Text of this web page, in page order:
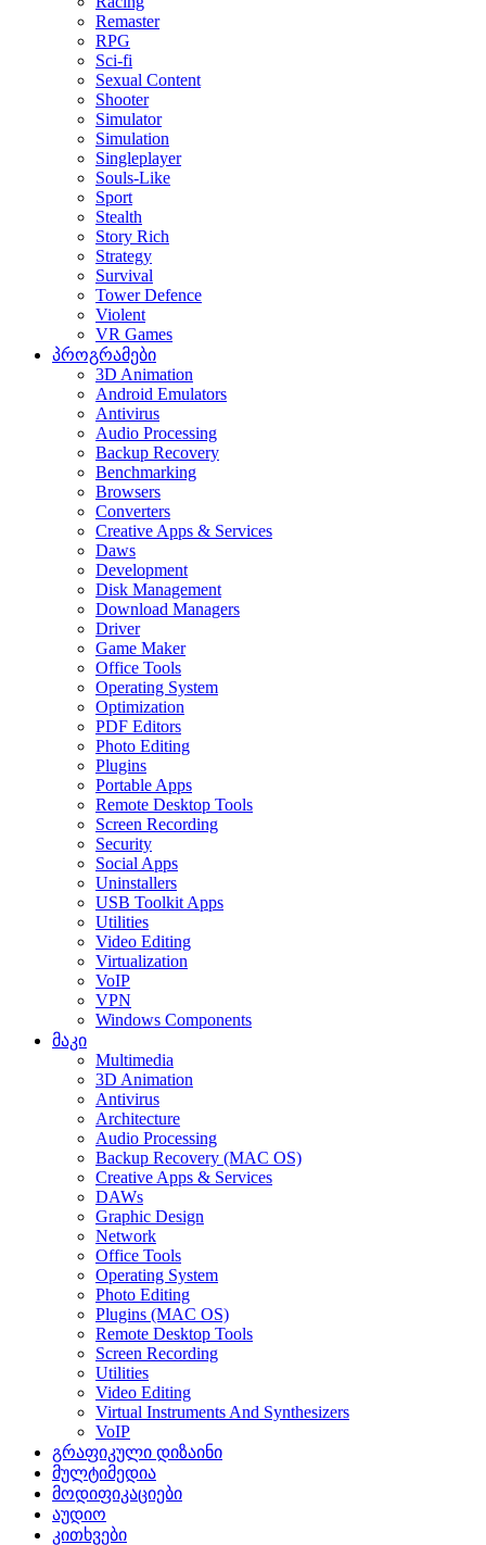
Remaster
RPG
Sci-fi
Sexual Content
Shooter
Simulator
Simulation
Singleplayer
Souls-Like
Sport
Stealth
Story Rich
Strategy
Survival
Tower Defence
Violent
VR Games
პროგრამები
3D Animation
Android Emulators
Antivirus
Audio Processing
Backup Recovery
Benchmarking
Browsers
Converters
Creative Apps & Services
Daws
Development
Disk Management
Download Managers
Driver
Game Maker
Office Tools
Operating System
Optimization
PDF Editors
Photo Editing
Plugins
Portable Apps
Remote Desktop Tools
Screen Recording
Security
Social Apps
Uninstallers
USB Toolkit Apps
Utilities
Video Editing
Virtualization
VoIP
VPN
Windows Components
მაკი
Multimedia
3D Animation
Antivirus
Architecture
Audio Processing
Backup Recovery (MAC OS)
Creative Apps & Services
DAWs
Graphic Design
Network
Office Tools
Operating System
Photo Editing
Plugins (MAC OS)
Remote Desktop Tools
Screen Recording
Utilities
Video Editing
Virtual Instruments And Synthesizers
VoIP
გრაფიკული დიზაინი
მულტიმედია
მოდიფიკაციები
აუდიო
კითხვები